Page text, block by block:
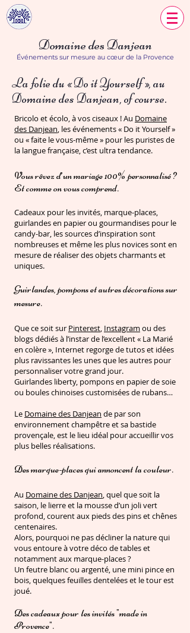
Domaine des Danjean
Événements sur mesure au cœur de la Provence
La folie du « Do it Yourself », au
Domaine des Danjean, of course.
Bricolo et écolo, à vos ciseaux ! Au Domaine
des Danjean, les événements « Do it Yourself »
ou « faite le vous-même » pour les puristes de
la langue française, c’est ultra tendance.
Vous rêvez d’un mariage 100% personnalisé ?
Et comme on vous comprend.
Cadeaux pour les invités, marque-places,
guirlandes en papier ou gourmandises pour le
candy-bar, les sources d’inspiration sont
nombreuses et même les plus novices sont en
mesure de réaliser des objets charmants et
uniques.
Guirlandes, pompons et autres décorations sur
mesure.
Que ce soit sur Pinterest, Instagram ou des
blogs dédiés à l’instar de l’excellent « La Marié
en colère », Internet regorge de tutos et idées
plus ravissantes les unes que les autres pour
personnaliser votre grand jour.
Guirlandes liberty, pompons en papier de soie
ou boules chinoises customisées de rubans…
Le Domaine des Danjean de par son
environnement champêtre et sa bastide
provençale, est le lieu idéal pour accueillir vos
plus belles réalisations.
Des marque-places qui annoncent la couleur.
Au Domaine des Danjean, quel que soit la
saison, le lierre et la mousse d’un joli vert
profond, courent aux pieds des pins et chênes
centenaires.
Alors, pourquoi ne pas décliner la nature qui
vous entoure à votre déco de tables et
notamment aux marque-places ?
Un feutre blanc ou argenté, une mini pince en
bois, quelques feuilles dentelées et le tour est
joué.
Des cadeaux pour les invités "made in
Provence".